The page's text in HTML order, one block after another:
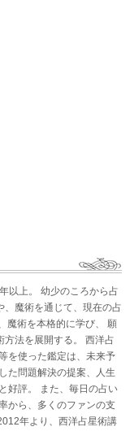
以上。 幼少のころから占
、魔術を通じて、現在の占
魔術を本格的に学び、 願
方法を展開する。 西洋占
を使った鑑定は、未来予
た問題解決の提案、人生
好評。 また、毎日の占い
から、多くのファンの支
年より、西洋占星術講